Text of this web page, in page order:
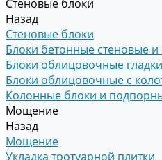
Стеновые блоки
Назад
Стеновые блоки
Блоки бетонные стеновые
Блоки облицовочные
Блоки облицовочные с
Колонные блоки и
Мощение
Назад
Мощение
Укладка тротуарной плитки